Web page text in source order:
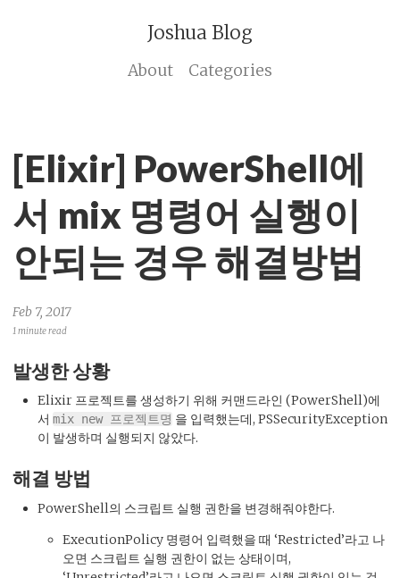
Joshua Blog
About Categories
[Elixir] PowerShell에
서 mix 명령어 실행이
안되는 경우 해결방법
Feb 7, 2017
1 minute read
발생한 상황
Elixir 프로젝트를 생성하기 위해 커맨드라인 (PowerShell)에
서 mix new 프로젝트명 을 입력했는데, PSSecurityException
이 발생하며 실행되지 않았다.
해결 방법
PowerShell의 스크립트 실행 권한을 변경해줘야한다.
ExecutionPolicy 명령어 입력했을 때 ‘Restricted’라고 나
오면 스크립트 실행 권한이 없는 상태이며,